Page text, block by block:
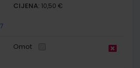
CIJENA: 10,50 €
Omot